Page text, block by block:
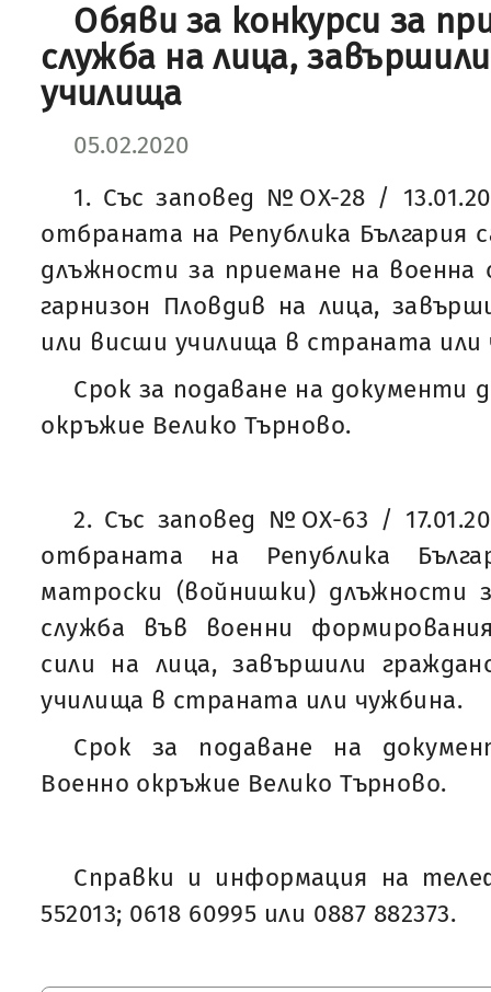
Обяви за конкурси за
служба на лица,
училища
05.02.2020
1. Със заповед №ОХ-28 /
отбраната на Република България
длъжности за приемане на военна
гарнизон Пловдив на лица,
или висши училища в страната или
Срок за подаване на документи
окръжие Велико Търново.
2. Със заповед №ОХ-63 /
отбраната на Република
матроски (войнишки) длъжности
служба във военни
сили на лица, завършили
училища в страната или чужбина.
Срок за подаване на
Военно окръжие Велико Търново.
Справки и информация на
552013; 0618 60995 или 0887 882373.